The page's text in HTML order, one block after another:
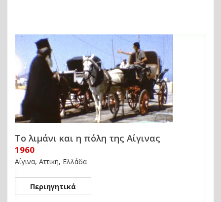
Το λιμάνι και η πόλη της Αίγινας
1960
Αίγινα, Αττική, Ελλάδα
Περιηγητικά